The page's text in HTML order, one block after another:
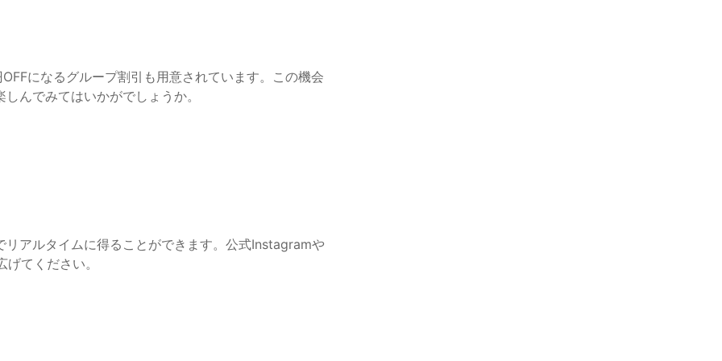
になるグループ割引も用意されています。この機会
んでみてはいかがでしょうか。
アルタイムに得ることができます。公式Instagramや
てください。